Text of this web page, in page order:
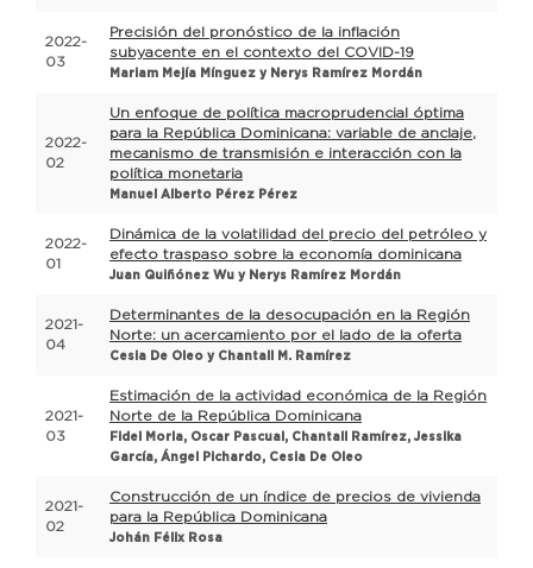
2022-
03
Precisión del pronóstico de la inflación
subyacente en el contexto del COVID-19
Mariam Mejía Mínguez y Nerys Ramírez Mordán
2022-
02
Un enfoque de política macroprudencial óptima
para la República Dominicana: variable de anclaje,
mecanismo de transmisión e interacción con la
política monetaria
Manuel Alberto Pérez Pérez
2022-
01
Dinámica de la volatilidad del precio del petróleo y
efecto traspaso sobre la economía dominicana
Juan Quiñónez Wu y Nerys Ramírez Mordán
2021-
04
Determinantes de la desocupación en la Región
Norte: un acercamiento por el lado de la oferta
Cesia De Oleo y Chantall M. Ramírez
2021-
03
Estimación de la actividad económica de la Región
Norte de la República Dominicana
Fidel Morla, Oscar Pascual, Chantall Ramírez, Jessika
García, Ángel Pichardo, Cesia De Oleo
2021-
02
Construcción de un índice de precios de vivienda
para la República Dominicana
Johán Félix Rosa